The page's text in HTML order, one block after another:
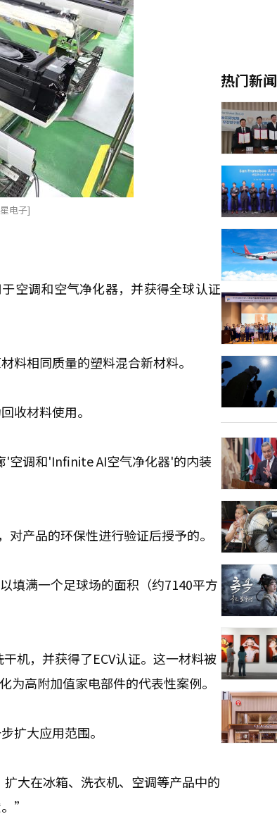
电子]
空调和空气净化器，并获得全球认证
料相同质量的塑料混合新材料。
收材料使用。
'空调和'Infinite AI空气净化器'的内装
产品的环保性进行验证后授予的。
填满一个足球场的面积（约7140平方
机，并获得了ECV认证。这一材料被
高附加值家电部件的代表性案例。
扩大应用范围。
大在冰箱、洗衣机、空调等产品中的
”
热门新闻